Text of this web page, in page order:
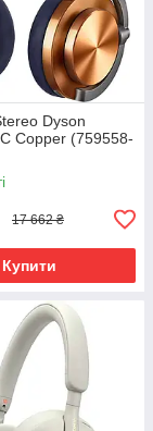
Dyson
Copper (759558-
17 662 ₴
Купити